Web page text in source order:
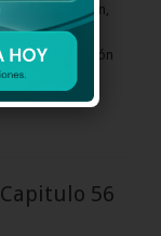
y preparación,
héroes de un
esta producción
…
56